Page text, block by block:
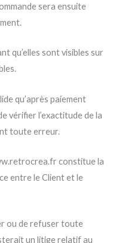
sera ensuite
qu’elles sont visibles sur
qu’après paiement
vérifier l’exactitude de la
toute erreur.
constitue la
entre le Client et le
ou de refuser toute
un litige relatif au